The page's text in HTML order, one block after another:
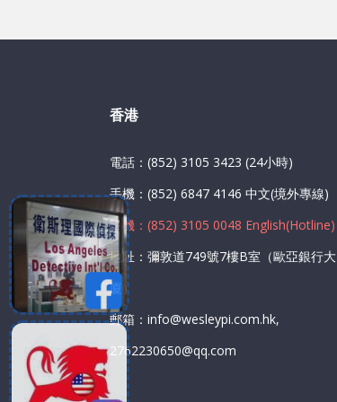
香港
電話：(852) 3105 3423 (24小時)
手機：(852) 6847 4146 中文(境外專線)
手機：(852) 3105 0048 English(Hotline)
地阯：彌敦道749號7樓B室（歐亞銀行大
廈）
郵箱：info@wesleypi.com.hk,
2762230650@qq.com